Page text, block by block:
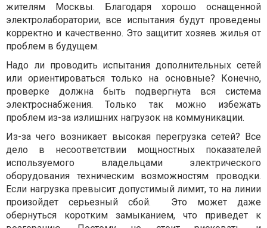
жителям Москвы. Благодаря хорошо оснащенной
электролаборатории, все испытания будут проведены
корректно и качественно. Это защитит хозяев жилья от
проблем в будущем.
Надо ли проводить испытания дополнительных сетей
или ориентироваться только на основные? Конечно,
проверке должна быть подвергнута вся система
электроснабжения. Только так можно избежать
проблем из-за излишних нагрузок на коммуникации.
Из-за чего возникает высокая перегрузка сетей? Все
дело в несоответствии мощностных показателей
используемого владельцами электрического
оборудования техническим возможностям проводки.
Если нагрузка превысит допустимый лимит, то на линии
произойдет серьезный сбой. Это может даже
обернуться коротким замыканием, что приведет к